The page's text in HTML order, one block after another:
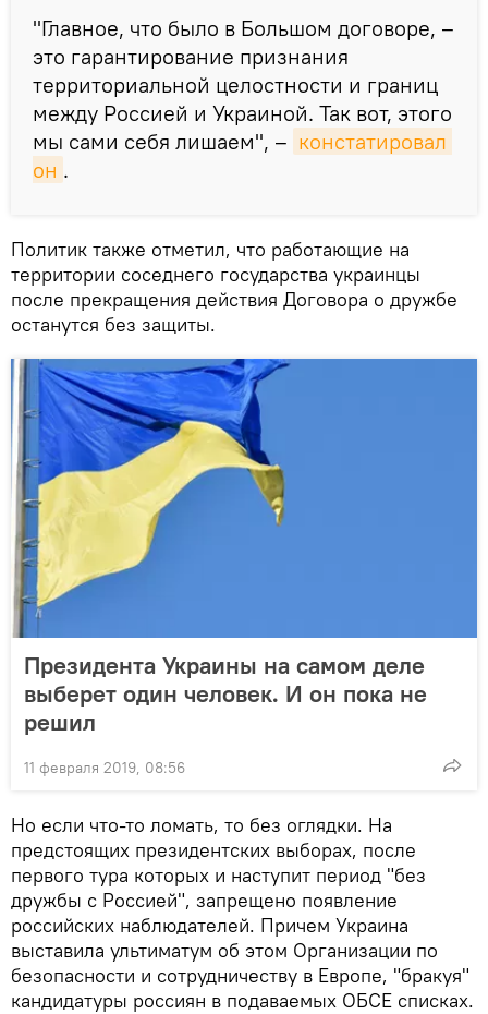
"Главное, что было в Большом договоре, –
это гарантирование признания
территориальной целостности и границ
между Россией и Украиной. Так вот, этого
мы сами себя лишаем", – констатировал
он .
Политик также отметил, что работающие на
территории соседнего государства украинцы
после прекращения действия Договора о дружбе
останутся без защиты.
Президента Украины на самом деле
выберет один человек. И он пока не
решил
11 февраля 2019, 08:56
Но если что-то ломать, то без оглядки. На
предстоящих президентских выборах, после
первого тура которых и наступит период "без
дружбы с Россией", запрещено появление
российских наблюдателей. Причем Украина
выставила ультиматум об этом Организации по
безопасности и сотрудничеству в Европе, "бракуя"
кандидатуры россиян в подаваемых ОБСЕ списках.